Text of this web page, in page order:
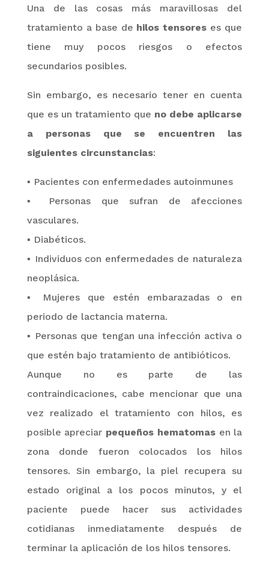
Una de las cosas más maravillosas del
tratamiento a base de hilos tensores es que
tiene muy pocos riesgos o efectos
secundarios posibles.
Sin embargo, es necesario tener en cuenta
que es un tratamiento que no debe aplicarse
a personas que se encuentren las
siguientes circunstancias:
▪ Pacientes con enfermedades autoinmunes
▪
Personas que sufran de afecciones
vasculares.
▪ Diabéticos.
▪ Individuos con enfermedades de naturaleza
neoplásica.
▪ Mujeres que estén embarazadas o en
periodo de lactancia materna.
▪ Personas que tengan una infección activa o
que estén bajo tratamiento de antibióticos.
Aunque no es parte de las
contraindicaciones, cabe mencionar que una
vez realizado el tratamiento con hilos, es
posible apreciar pequeños hematomas en la
zona donde fueron colocados los hilos
tensores. Sin embargo, la piel recupera su
estado original a los pocos minutos, y el
paciente puede hacer sus actividades
cotidianas inmediatamente después de
terminar la aplicación de los hilos tensores.